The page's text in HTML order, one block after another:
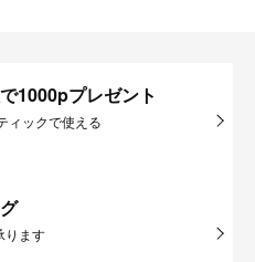
1000pプレゼント
ィックで使える
ります